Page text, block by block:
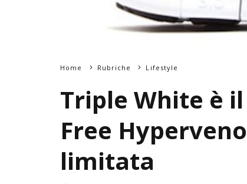
Home Rubriche Lifestyle
Triple White è
Free
limitata